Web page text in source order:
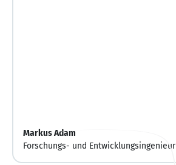
Markus Adam
Forschungs- und Entwicklungsingenieur